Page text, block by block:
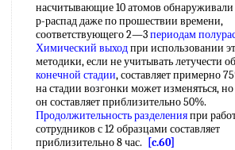
насчитывающие 10 атомов обнаруживали
р-распад даже по прошествии времени,
соответствующего 2—3периодам
Химический выходпри использовании
методики, если не учитывать летучести
конечной стадии, составляет примерно
на стадии возгонки может изменяться,
он составляет приблизительно 50%.
Продолжительность разделенияпри
сотрудников с 12 образцами составляет
приблизительно 8 час.
[c.60]